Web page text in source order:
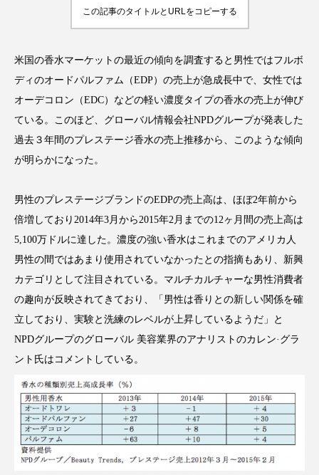
FEATURED 注目の企画
TAG LIST
TikTok アスタキサンチン
アスレジャーコスメ アレルギー アロマ
インタビュー インナービューティー 冷え
インナービューティーアワード2025受賞商品
ウェアラブルデバイス ウェルネス
ウェルビーイング エイジングケア
この記事のタイトルとURLをコピーする
米国の香水マーケットの最近の傾向を調査すると男性ではフルボ
ディのオードパルファム（EDP）の売上が急成長中で、女性では
オーデコロン（EDC）などの軽い濃度タイプの香水の売上が伸び
ている。このほど、グローバル情報会社NPDグループが発表した
過去３年間のプレステージ香水の売上推移から、このような傾向
が明らかになった。
男性のプレステージブランドのEDPの売上高は、ほぼ2年前から
倍増しており2014年3月から2015年2月までの12ヶ月間の売上高は
5,100万ドルに達した。濃度の強い香水はこれまでのアメリカ人
男性の間ではあまり使用されていなかったとの指摘もあり、新興
カテゴリとして注目されている。マルチカルチャーな男性消費者
の趣向が反映されてきており、「男性は香りとの新しい関係を確
立しており、実験と洗練のレベルが上昇しているようだ」と
NPDグループのグローバル 美容業界のアナリストのカレン·グラ
ント氏はコメントしている。